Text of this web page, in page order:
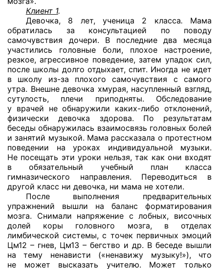
Клиент 1.
Девочка, 8 лет, ученица 2 класса. Мама
обратилась за консультацией по поводу
самочувствия дочери. В последние два месяца
участились головные боли, плохое настроение,
резкое, агрессивное поведение, затем упадок сил,
после школы долго отдыхает, спит. Иногда не идет
в школу из-за плохого самочувствия с самого
утра. Внешне девочка хмурая, насупленный взгляд,
сутулость, плечи приподняты. Обследование
у врачей не обнаружили каких-либо отклонений,
физически девочка здорова. По результатам
беседы обнаружилась взаимосвязь головных болей
и занятий музыкой. Мама рассказала о протестном
поведении на уроках индивидуальной музыки.
Не посещать эти уроки нельзя, так как они входят
в обязательный учебный план класса
гимназического направления. Переводиться в
другой класс ни девочка, ни мама не хотели.
После выполнения предварительных
упражнений вышли на баланс форматирования
мозга. Снимали напряжение с лобных, височных
долей коры головного мозга, в отделах
лимбической системы, с точек первичных эмоций
Цм12 – гнев, Цм13 – бегство и др. В беседе вышли
на тему ненависти («ненавижу музыку!»), что
не может высказать учителю. Может только